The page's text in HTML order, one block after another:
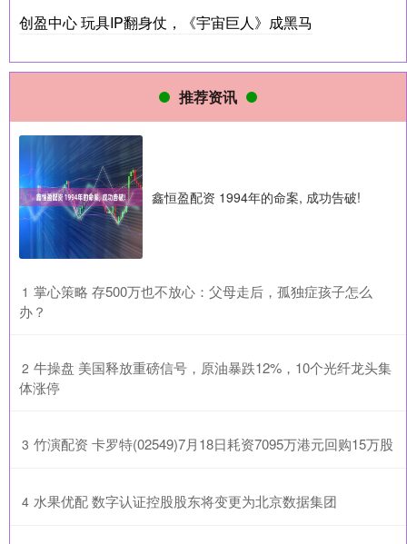
创盈中心 玩具IP翻身仗，《宇宙巨人》成黑马
推荐资讯
鑫恒盈配资 1994年的命案, 成功告破!
1 ​掌心策略 存500万也不放心：父母走后，孤独症孩子怎么
办？
2 ​牛操盘 美国释放重磅信号，原油暴跌12%，10个光纤龙头集
体涨停
3 ​竹演配资 卡罗特(02549)7月18日耗资7095万港元回购15万股
4 ​水果优配 数字认证控股股东将变更为北京数据集团